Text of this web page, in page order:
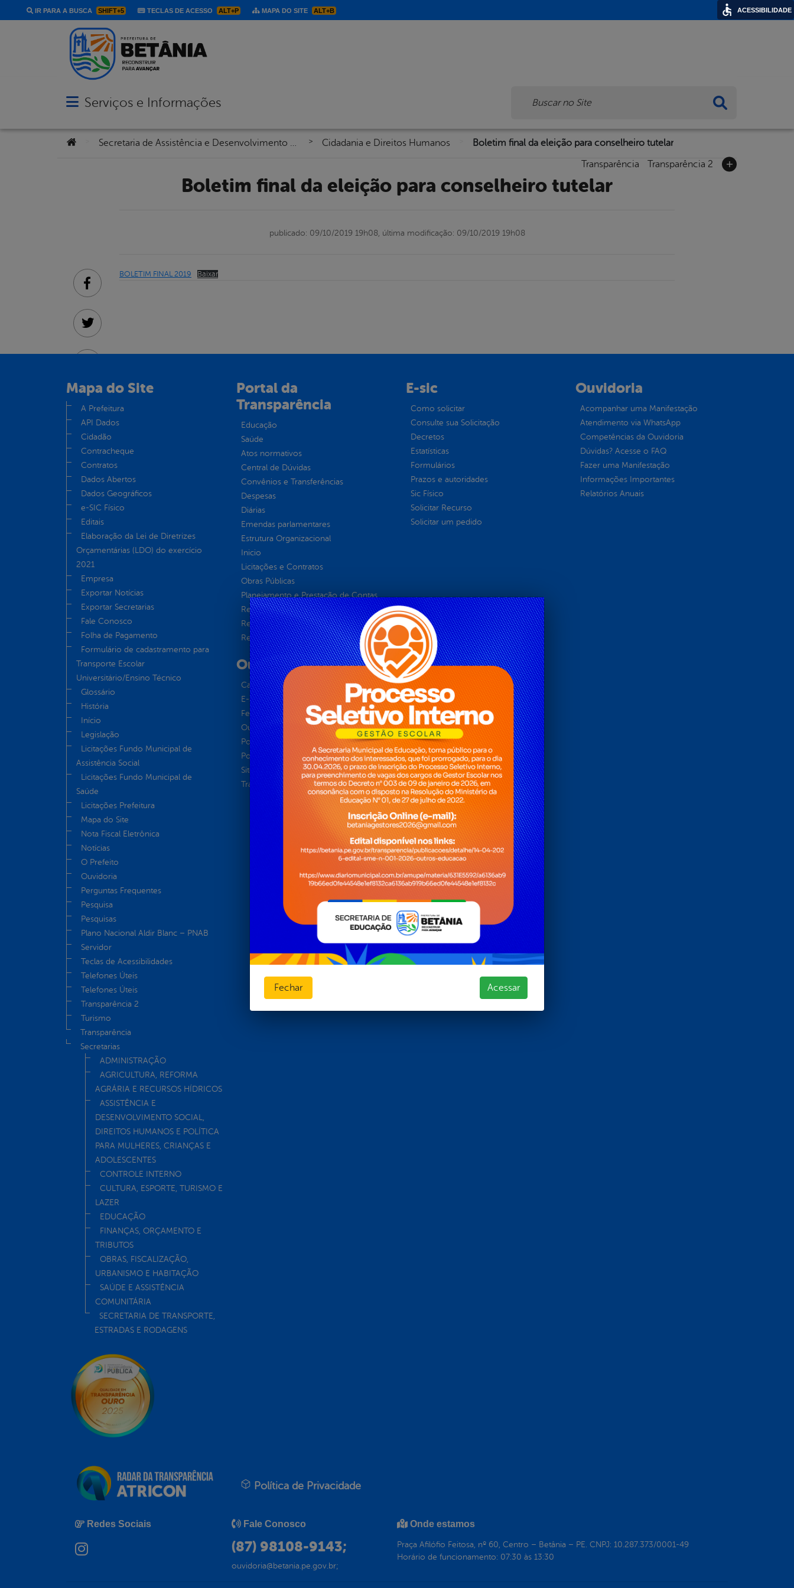
IR PARA A BUSCA SHIFT+5 TECLAS DE ACESSO ALT+P MAPA DO SITE ALT+B
Abrir menu principal de navegação
Serviços e Informações
Você está aqui: Secretaria de Assistência e Desenvolvimento Social > Cidadania e Direitos Humanos
Boletim final da eleição para conselheiro tutelar
Transparência
Transparência 2
Boletim final da eleição para conselheiro tutelar
publicado: 09/10/2019 19h08, última modificação: 09/10/2019 19h08
BOLETIM FINAL 2019 Baixar
Facebook
Twitter
Mapa do Site
A Prefeitura
API Dados
Cidadão
Contracheque
Contratos
Dados Abertos
Dados Geográficos
e-SIC Físico
Editais
Elaboração da Lei de Diretrizes
Orçamentárias (LDO) do exercício
2021
Empresa
Exportar Notícias
Exportar Secretarias
Fale Conosco
Folha de Pagamento
Formulário de cadastramento para
Transporte Escolar
Universitário/Ensino Técnico
Glossário
História
Início
Legislação
Licitações Fundo Municipal de
Assistência Social
Licitações Fundo Municipal de
Saúde
Licitações Prefeitura
Mapa do Site
Nota Fiscal Eletrônica
Notícias
O Prefeito
Ouvidoria
Perguntas Frequentes
Pesquisa
Pesquisas
Plano Nacional Aldir Blanc – PNAB
Servidor
Teclas de Acessibilidades
Telefones Úteis
Telefones Úteis
Transparência 2
Turismo
Transparência
Secretarias
ADMINISTRAÇÃO
AGRICULTURA, REFORMA
AGRÁRIA E RECURSOS HÍDRICOS
ASSISTÊNCIA E
DESENVOLVIMENTO SOCIAL,
DIREITOS HUMANOS E POLÍTICA
PARA MULHERES, CRIANÇAS E
ADOLESCENTES
CONTROLE INTERNO
CULTURA, ESPORTE, TURISMO E
LAZER
EDUCAÇÃO
FINANÇAS, ORÇAMENTO E
TRIBUTOS
OBRAS, FISCALIZAÇÃO,
URBANISMO E HABITAÇÃO
SAÚDE E ASSISTÊNCIA
COMUNITÁRIA
SECRETARIA DE TRANSPORTE,
ESTRADAS E RODAGENS
Portal da
Transparência
Educação
Saúde
Atos normativos
Central de Dúvidas
Convênios e Transferências
Despesas
Diárias
Emendas parlamentares
Estrutura Organizacional
Inicio
Licitações e Contratos
Obras Públicas
Planejamento e Prestação de Contas
Receitas
Recursos Humanos
Renúncias de Receitas
E-sic
Como solicitar
Consulte sua Solicitação
Decretos
Estatísticas
Formulários
Prazos e autoridades
Sic Físico
Solicitar Recurso
Solicitar um pedido
Ouvidoria
Acompanhar uma Manifestação
Atendimento via WhatsApp
Competências da Ouvidoria
Dúvidas? Acesse o FAQ
Fazer uma Manifestação
Informações Importantes
Relatórios Anuais
Outros Serviços
Carta de Serviços
E-sic
Ferramenta de Autenticidade
Ouvidoria
Portal Aldir Blanc
Portal da Transparência
Site institucional
Transporte Escolar
Política de Privacidade
Redes Sociais Fale Conosco
(87) 98108-9143;
ouvidoria@betania.pe.gov.br;
Onde estamos
Praça Afilófio Feitosa, nº 60, Centro – Betânia – PE. CNPJ: 10.287.373/0001-49
Horário de funcionamento: 07:30 às 13:30
Fechar Acessar
ACESSIBILIDADE